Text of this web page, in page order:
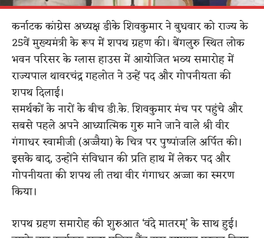
कर्नाटक कांग्रेस अध्यक्ष डीके शिवकुमार ने बुधवार को राज्य के
25वें मुख्यमंत्री के रूप में शपथ ग्रहण की। बेंगलुरु स्थित लोक
भवन परिसर के ग्लास हाउस में आयोजित भव्य समारोह में
राज्यपाल थावरचंद्र गहलोत ने उन्हें पद और गोपनीयता की
शपथ दिलाई।
समर्थकों के नारों के बीच डी.के. शिवकुमार मंच पर पहुंचे और
सबसे पहले अपने आध्यात्मिक गुरु माने जाने वाले श्री वीर
गंगाधर स्वामीजी (अज्जैया) के चित्र पर पुष्पांजलि अर्पित की।
इसके बाद, उन्होंने संविधान की प्रति हाथ में लेकर पद और
गोपनीयता की शपथ ली तथा वीर गंगाधर अज्जा का स्मरण
किया।
शपथ ग्रहण समारोह की शुरुआत ‘वंदे मातरम्’ के साथ हुई।